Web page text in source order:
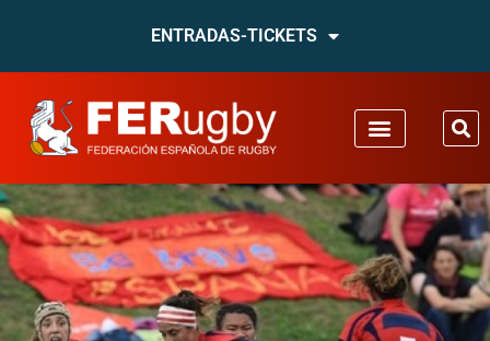
ENTRADAS-TICKETS